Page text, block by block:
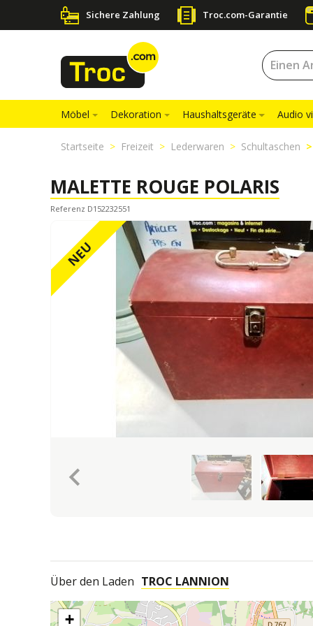
Sichere Zahlung Troc.com-Garantie
Möbel Dekoration Haushaltsgeräte Audio
Startseite Freizeit Lederwaren Schultaschen
MALETTE ROUGE POLARIS
Referenz D152232551
NEU
keyboard_arrow_left
Über den Laden TROC LANNION
+